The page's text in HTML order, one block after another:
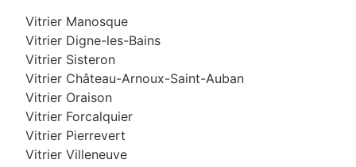
Vitrier Manosque
Vitrier Digne-les-Bains
Vitrier Sisteron
Vitrier Château-Arnoux-Saint-Auban
Vitrier Oraison
Vitrier Forcalquier
Vitrier Pierrevert
Vitrier Villeneuve